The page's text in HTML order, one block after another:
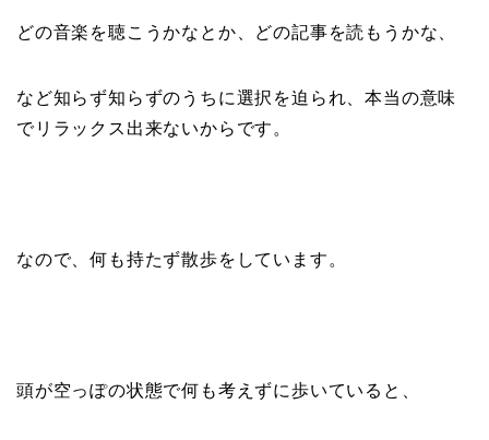
どの音楽を聴こうかなとか、どの記事を読もうかな、
など知らず知らずのうちに選択を迫られ、本当の意味
でリラックス出来ないからです。
なので、何も持たず散歩をしています。
頭が空っぽの状態で何も考えずに歩いていると、